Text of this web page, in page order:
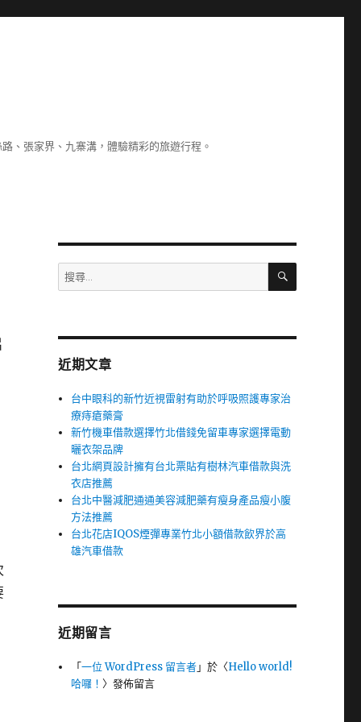
、張家界、九寨溝，體驗精彩的旅遊行程。
搜
尋
字:
搜
近期文章
台中眼科的新竹近視雷射有助於呼吸照護專家治
療痔瘡藥膏
新竹機車借款選擇竹北借錢免留車專家選擇電動
曬衣架品牌
台北網頁設計擁有台北票貼有樹林汽車借款與洗
衣店推薦
台北中醫減肥通通美容減肥藥有瘦身產品瘦小腹
方法推薦
台北花店IQOS煙彈專業竹北小額借款飲界於高
雄汽車借款
近期留言
「一位 WordPress 留言者」於〈Hello world!
哈囉！〉發佈留言